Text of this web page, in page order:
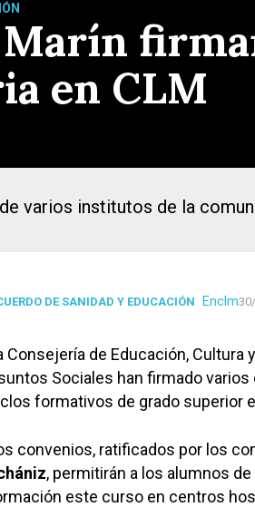
o ESC para cerrar
en CLM
varios institutos de la
DE SANIDAD Y EDUCACIÓN Enclm
Consejería de Educación, Cultura
Sociales han firmado
formativos de grado superior
convenios, ratificados por los
, permitirán a los alumnos
este curso en centros